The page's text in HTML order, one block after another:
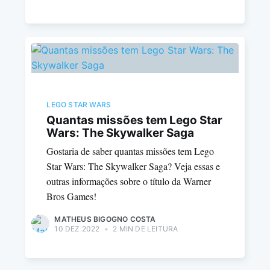
LEGO STAR WARS
Quantas missões tem Lego Star
Wars: The Skywalker Saga
Gostaria de saber quantas missões tem Lego
Star Wars: The Skywalker Saga? Veja essas e
outras informações sobre o título da Warner
Bros Games!
MATHEUS BIGOGNO COSTA
10 DEZ 2022 • 2 MIN DE LEITURA